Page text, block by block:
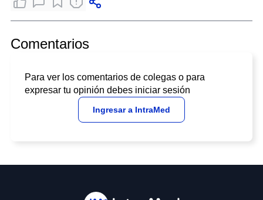
Comentarios
Para ver los comentarios de colegas o para
expresar tu opinión debes iniciar sesión
Ingresar a IntraMed